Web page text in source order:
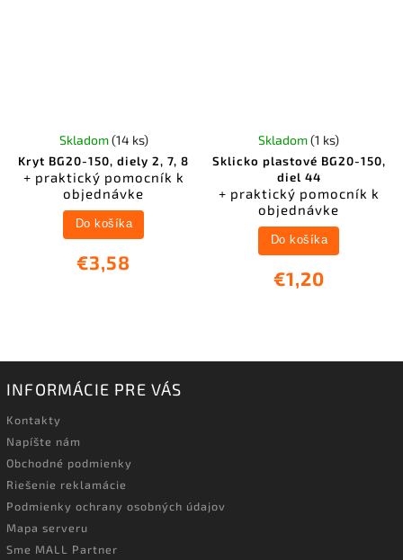
Kryt BG20-150, diely 2, 7, 8
+ praktický pomocník k
objednávke
Skladom(14 ks)
€3,58
Do košíka
Sklicko plastové BG20-150,
diel 44
+ praktický pomocník k
objednávke
Skladom(1 ks)
€1,20
Do košíka
INFORMÁCIE PRE VÁS
Kontakty
Napíšte nám
Obchodné podmienky
Riešenie reklamácie
Podmienky ochrany osobných údajov
Mapa serveru
Sme MALL Partner